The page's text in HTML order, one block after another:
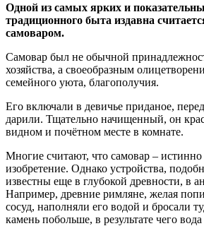
Одной из самых ярких и
традиционного быта издавна
самоваром.
Самовар был не обычной
хозяйства, а своеобразным
семейного уюта, благополучия.
Его включали в девичье приданое,
дарили. Тщательно начищенный, он
видном и почётном месте в комнате.
Многие считают, что самовар – истинно
изобретение. Однако устройства,
известны еще в глубокой древности, в
Например, древние римляне, желая
сосуд, наполняли его водой и бросали
камень побольше, в результате чего вода